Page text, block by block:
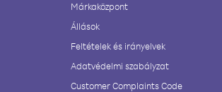
Márkaközpont
Állások
Feltételek és irányelvek
Adatvédelmi szabályzat
Customer Complaints Code